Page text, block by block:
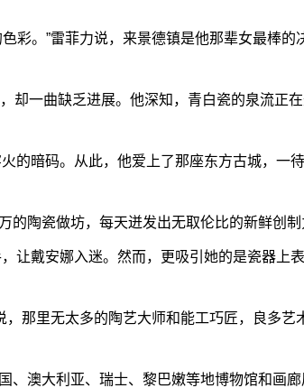
。”雷菲力说，来景德镇是他那辈女最棒的
一曲缺乏进展。他深知，青白瓷的泉流正
暗码。从此，他爱上了那座东方古城，一
陶瓷做坊，每天迸发出无取伦比的新鲜创制
戴安娜入迷。然而，更吸引她的是瓷器上
那里无太多的陶艺大师和能工巧匠，良多艺
澳大利亚、瑞士、黎巴嫩等地博物馆和画廊